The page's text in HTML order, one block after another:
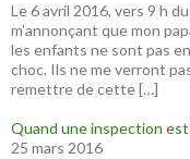
Le 6 avril 2016, vers 9 h
m’annonçant que mon
les enfants ne sont pas
choc. Ils ne me verront
remettre de cette […]
Quand une inspection
25 mars 2016